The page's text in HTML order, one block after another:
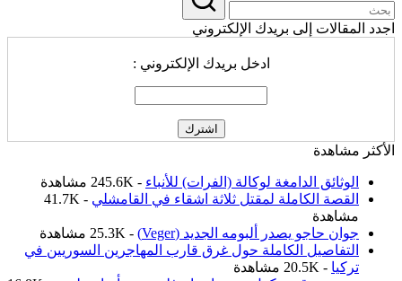
اجدد المقالات إلى بريدك الإلكتروني
ادخل بريدك الإلكتروني :
الأكثر مشاهدة
الوثائق الدامغة لوكالة (الفرات) للأنباء - 245.6K مشاهدة
القصة الكاملة لمقتل ثلاثة اشقاء في القامشلي
- 41.7K
مشاهدة
جوان حاجو يصدر ألبومه الجديد (Veger)
- 25.3K مشاهدة
التفاصيل الكاملة حول غرق قارب المهاجرين السوريين في
تركيا - 20.5K مشاهدة